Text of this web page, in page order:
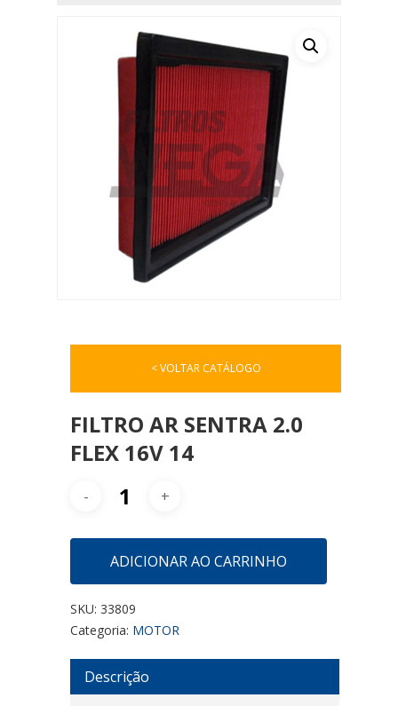
< VOLTAR CATÁLOGO
FILTRO AR SENTRA 2.0
FLEX 16V 14
ADICIONAR AO CARRINHO
SKU: 33809
Categoria: MOTOR
Descrição